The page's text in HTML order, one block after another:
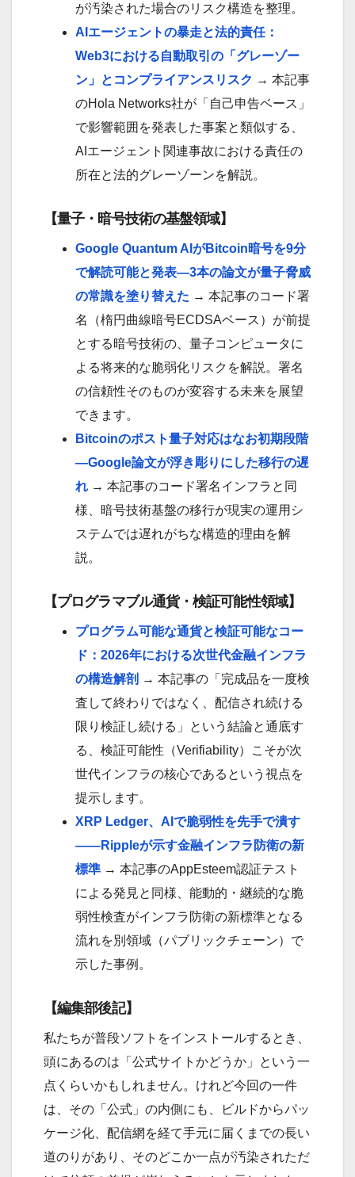
が汚染された場合のリスク構造を整理。
AIエージェントの暴走と法的責任：
Web3における自動取引の「グレーゾー
ン」とコンプライアンスリスク → 本記事
のHola Networks社が「自己申告ベース」
で影響範囲を発表した事案と類似する、
AIエージェント関連事故における責任の
所在と法的グレーゾーンを解説。
【量子・暗号技術の基盤領域】
Google Quantum AIがBitcoin暗号を9分
で解読可能と発表—3本の論文が量子脅威
の常識を塗り替えた → 本記事のコード署
名（楕円曲線暗号ECDSAベース）が前提
とする暗号技術の、量子コンピュータに
よる将来的な脆弱化リスクを解説。署名
の信頼性そのものが変容する未来を展望
できます。
Bitcoinのポスト量子対応はなお初期段階
—Google論文が浮き彫りにした移行の遅
れ → 本記事のコード署名インフラと同
様、暗号技術基盤の移行が現実の運用シ
ステムでは遅れがちな構造的理由を解
説。
【プログラマブル通貨・検証可能性領域】
プログラム可能な通貨と検証可能なコー
ド：2026年における次世代金融インフラ
の構造解剖 → 本記事の「完成品を一度検
査して終わりではなく、配信され続ける
限り検証し続ける」という結論と通底す
る、検証可能性（Verifiability）こそが次
世代インフラの核心であるという視点を
提示します。
XRP Ledger、AIで脆弱性を先手で潰す
——Rippleが示す金融インフラ防衛の新
標準 → 本記事のAppEsteem認証テスト
による発見と同様、能動的・継続的な脆
弱性検査がインフラ防衛の新標準となる
流れを別領域（パブリックチェーン）で
示した事例。
【編集部後記】
私たちが普段ソフトをインストールするとき、
頭にあるのは「公式サイトかどうか」という一
点くらいかもしれません。けれど今回の一件
は、その「公式」の内側にも、ビルドからパッ
ケージ化、配信網を経て手元に届くまでの長い
道のりがあり、そのどこか一点が汚染されただ